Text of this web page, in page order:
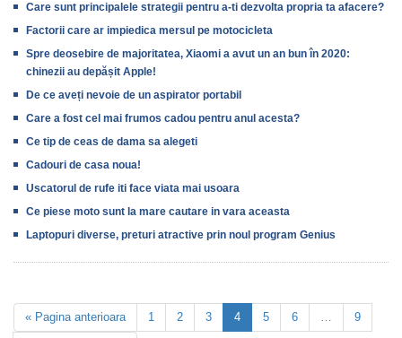
Care sunt principalele strategii pentru a-ti dezvolta propria ta afacere?
Factorii care ar impiedica mersul pe motocicleta
Spre deosebire de majoritatea, Xiaomi a avut un an bun în 2020:
chinezii au depășit Apple!
De ce aveți nevoie de un aspirator portabil
Care a fost cel mai frumos cadou pentru anul acesta?
Ce tip de ceas de dama sa alegeti
Cadouri de casa noua!
Uscatorul de rufe iti face viata mai usoara
Ce piese moto sunt la mare cautare in vara aceasta
Laptopuri diverse, preturi atractive prin noul program Genius
« Pagina anterioara 1 2 3 4 5 6 … 9